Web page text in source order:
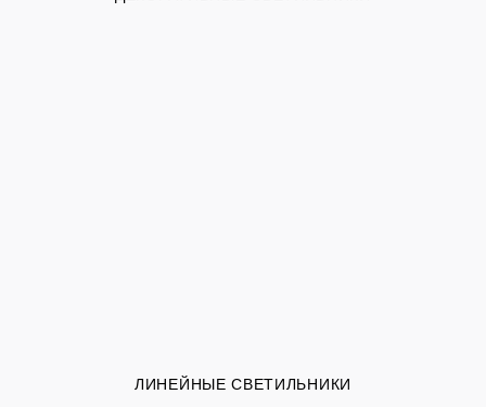
ЛИНЕЙНЫЕ СВЕТИЛЬНИКИ